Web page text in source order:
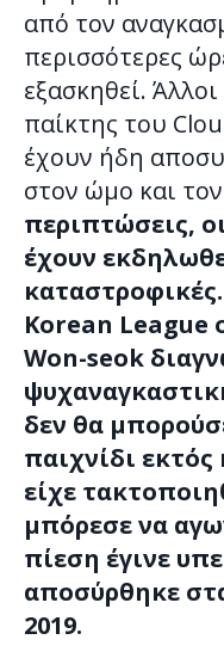
από τον
περισσότερες
εξασκηθεί.
παίκτης του
έχουν ήδη
στον ώμο και
περιπτώσεις,
έχουν
Korean League
Won-seok
δεν θα
παιχνίδι
είχε
μπόρεσε να
πίεση έγινε
αποσύρθηκε
2019.